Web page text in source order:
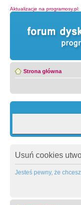
Aktualizacje na programosy.pl:
Strona główna
Usuń cookies
Jesteś pewny, że